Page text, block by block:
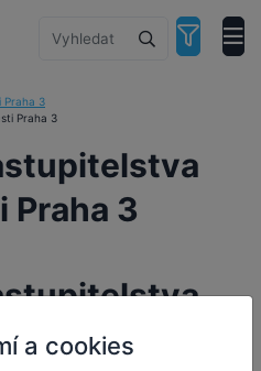
Praha 3
Praha 3
Praha 3
Praha 3
a cookies